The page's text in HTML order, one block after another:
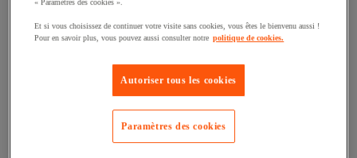
Balance industrielle
Compteur et compteur-métreur
Dynamomètre
Instrument de mesure de laboratoire
Mesure de distance
Mesure de la vitesse
Mesure de l'environnement
Mesure d'électricité
« Paramètres des cookies ».
Et si vous choisissez de continuer votre visite sans cookies, vous êtes le bienvenu aussi !
Pour en savoir plus, vous pouvez aussi consulter notre politique de cookies.
Autoriser tous les cookies
Paramètres des cookies